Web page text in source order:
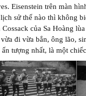
Eisenstein trên màn
sử thế nào thì không
Cossack của Sa Hoàng
đi vừa bắn, ông lão,
ấn tượng nhất, là một